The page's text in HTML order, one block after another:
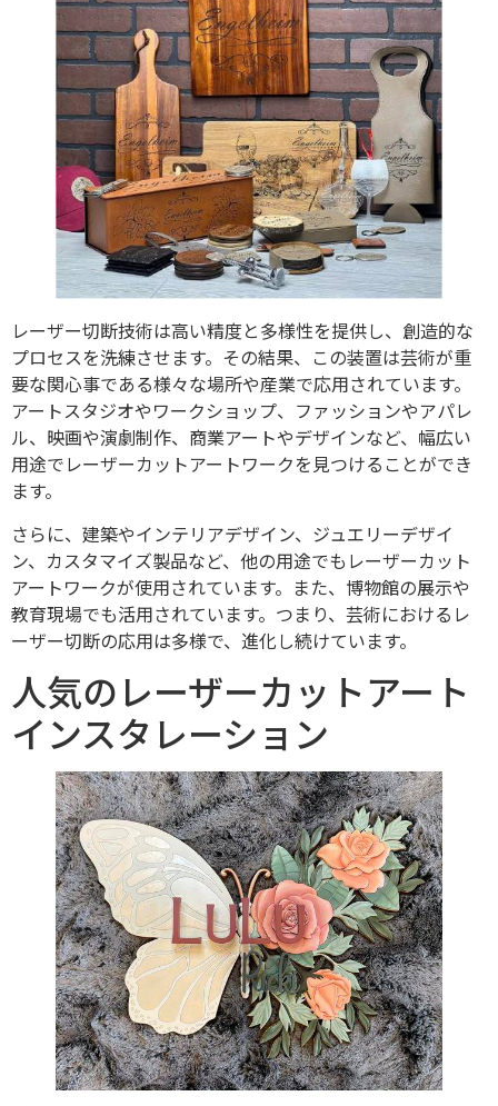
レーザー切断技術は高い精度と多様性を提供し、創造的な
プロセスを洗練させます。その結果、この装置は芸術が重
要な関心事である様々な場所や産業で応用されています。
アートスタジオやワークショップ、ファッションやアパレ
ル、映画や演劇制作、商業アートやデザインなど、幅広い
用途でレーザーカットアートワークを見つけることができ
ます。
さらに、建築やインテリアデザイン、ジュエリーデザイ
ン、カスタマイズ製品など、他の用途でもレーザーカット
アートワークが使用されています。また、博物館の展示や
教育現場でも活用されています。つまり、芸術におけるレ
ーザー切断の応用は多様で、進化し続けています。
人気のレーザーカットアート
インスタレーション